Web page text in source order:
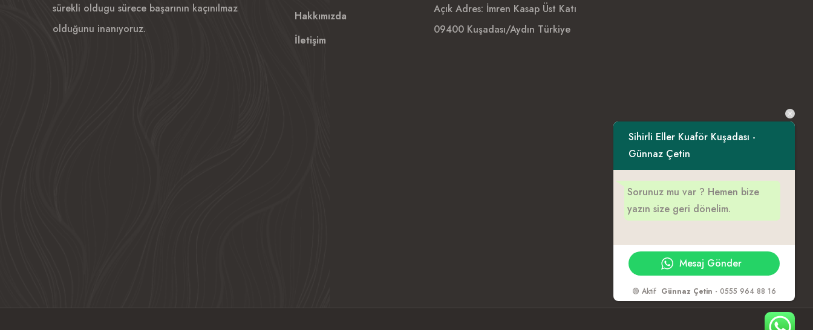
sürekli oldugu sürece başarının kaçınılmaz
olduğunu inanıyoruz.
Hakkımızda
İletişim
Açık Adres: İmren Kasap Üst Katı
09400 Kuşadası/Aydın Türkiye
Sihirli Eller Kuaför Kuşadası -
Günnaz Çetin
Sorunuz mu var ? Hemen bize
yazın size geri dönelim.
Mesaj Gönder
🟢 Aktif Günnaz Çetin - 0555 964 88 16